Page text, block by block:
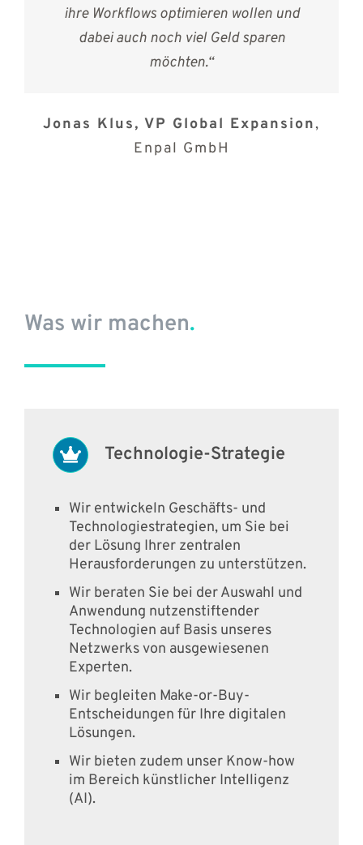
ihre Workflows optimieren wollen und
dabei auch noch viel Geld sparen
möchten.“
Jonas Klus, VP Global Expansion,
Enpal GmbH
Was wir machen.
Technologie-Strategie
Wir entwickeln Geschäfts- und
Technologiestrategien, um Sie bei
der Lösung Ihrer zentralen
Herausforderungen zu unterstützen.
Wir beraten Sie bei der Auswahl und
Anwendung nutzenstiftender
Technologien auf Basis unseres
Netzwerks von ausgewiesenen
Experten.
Wir begleiten Make-or-Buy-
Entscheidungen für Ihre digitalen
Lösungen.
Wir bieten zudem unser Know-how
im Bereich künstlicher Intelligenz
(AI).